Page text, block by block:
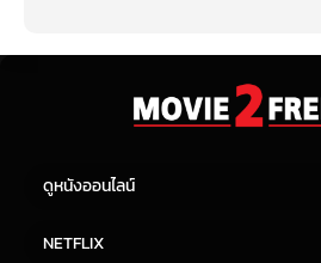
ดูหนังออนไลน์
NETFLIX